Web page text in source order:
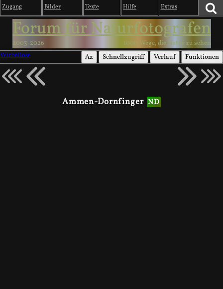
Zugang Bilder Texte Hilfe Extras
Forum für Naturfotografen
2003-2026
1000 Wege, die Natur zu sehen
Wirbellose
Az Schnellzugriff Verlauf Funktionen
Ammen-Dornfinger